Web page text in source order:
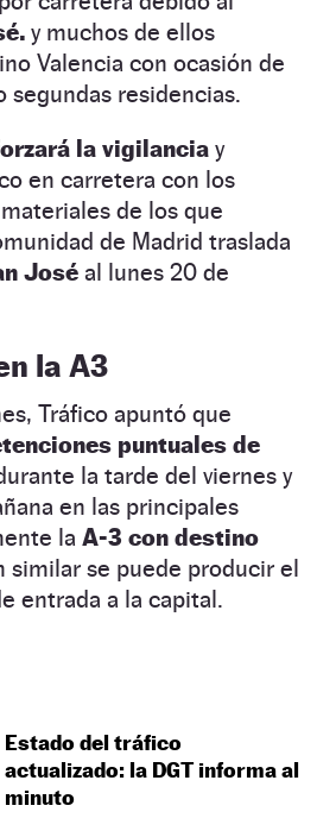
y muchos de ellos
Valencia con ocasión de
segundas residencias.
la vigilancia y
en carretera con los
de los que
de Madrid traslada
José al lunes 20 de
la A3
Tráfico apuntó que
puntuales de
la tarde del viernes y
en las principales
la A-3 con destino
similar se puede producir el
entrada a la capital.
Estado del tráfico
actualizado: la DGT informa al
minuto